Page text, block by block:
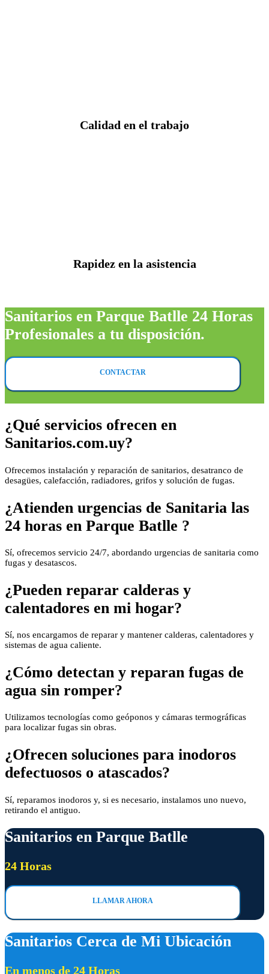
Calidad en el trabajo
Rapidez en la asistencia
Sanitarios en Parque Batlle 24 Horas
Profesionales a tu disposición.
CONTACTAR
¿Qué servicios ofrecen en
Sanitarios.com.uy?
Ofrecemos instalación y reparación de sanitarios, desatranco de
desagües, calefacción, radiadores, grifos y solución de fugas.
¿Atienden urgencias de Sanitaria las
24 horas en Parque Batlle ?
Sí, ofrecemos servicio 24/7, abordando urgencias de sanitaria como
fugas y desatascos.
¿Pueden reparar calderas y
calentadores en mi hogar?
Sí, nos encargamos de reparar y mantener calderas, calentadores y
sistemas de agua caliente.
¿Cómo detectan y reparan fugas de
agua sin romper?
Utilizamos tecnologías como geóponos y cámaras termográficas
para localizar fugas sin obras.
¿Ofrecen soluciones para inodoros
defectuosos o atascados?
Sí, reparamos inodoros y, si es necesario, instalamos uno nuevo,
retirando el antiguo.
Sanitarios en Parque Batlle
24 Horas
LLAMAR AHORA
Sanitarios Cerca de Mi Ubicación
En menos de 24 Horas